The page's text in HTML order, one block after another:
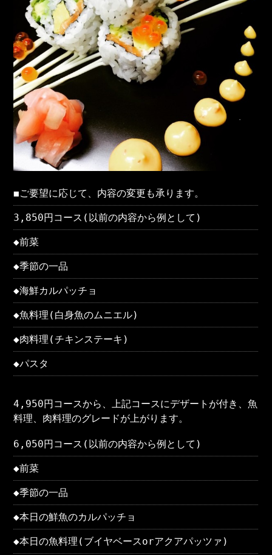
◼︎ご要望に応じて、内容の変更も承ります。
3,850円コース(以前の内容から例として)
◆前菜
◆季節の一品
◆海鮮カルパッチョ
◆魚料理(白身魚のムニエル)
◆肉料理(チキンステーキ)
◆パスタ
4,950円コースから、上記コースにデザートが付き、魚
料理、肉料理のグレードが上がります。
6,050円コース(以前の内容から例として)
◆前菜
◆季節の一品
◆本日の鮮魚のカルパッチョ
◆本日の魚料理(ブイヤベースorアクアパッツァ)